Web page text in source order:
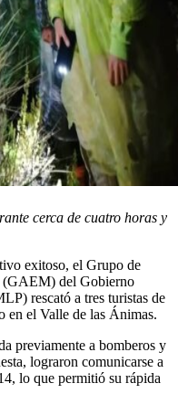
cerca de cuatro horas y
exitoso, el Grupo de
(GAEM) del Gobierno
rescató a tres turistas de
en el Valle de las Ánimas.
previamente a bomberos y
lograron comunicarse a
lo que permitió su rápida